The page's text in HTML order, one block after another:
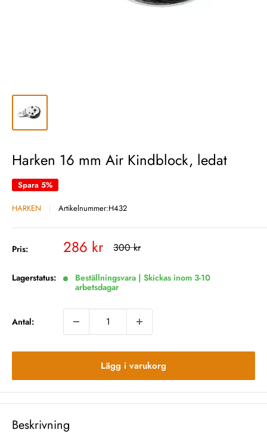
Harken 16 mm Air Kindblock, ledat
Spara 5%
HARKEN Artikelnummer:H432
Pris: Vårt
286 kr Rekommenderat
300 kr
Lagerstatus:
Beställningsvara | Skickas inom 3-10
arbetsdagar
Antal:
Lägg i varukorg
Beskrivning